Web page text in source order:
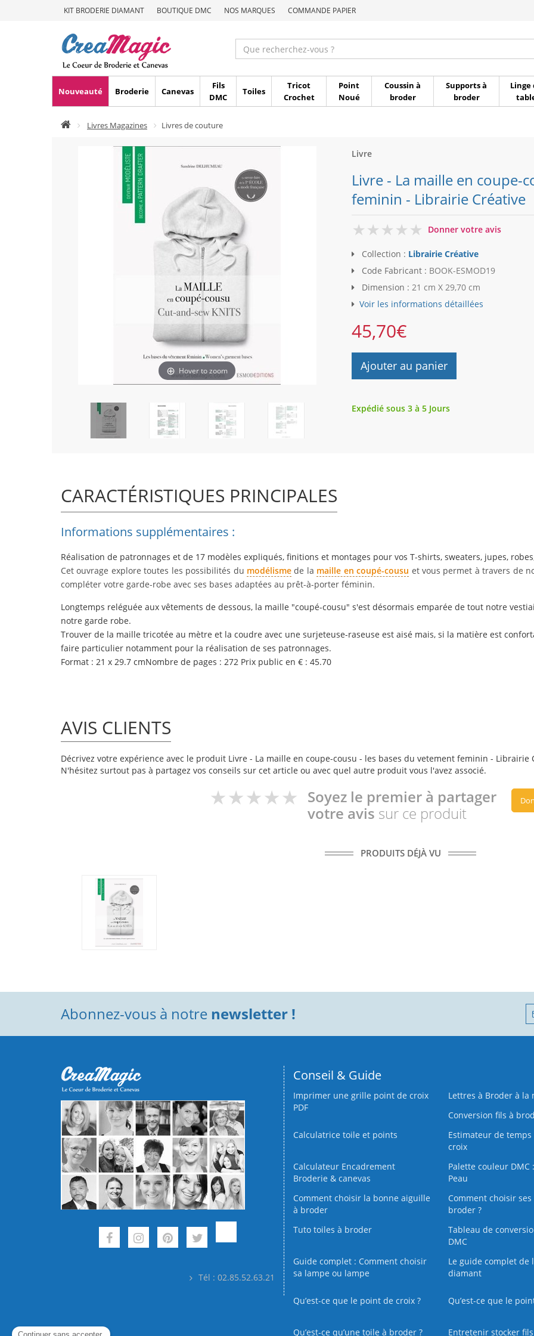
KIT BRODERIE DIAMANT BOUTIQUE DMC NOS MARQUES COMMANDE PAPIER
Nouveauté Broderie Canevas
Fils
DMC
Toiles
Tricot
Crochet
Point
Noué
Coussin à
broder
Supports à
broder
Linge
Livres Magazines Livres de couture
Hover to zoom
Livre
Livre - La maille en coupe-
feminin - Librairie Créative
0
Donner votre avis
Collection : Librairie Créative
Code Fabricant : BOOK-ESMOD19
Dimension : 21 cm X 29,70 cm
Voir les informations détaillées
45,70€
Ajouter au panier
Expédié sous 3 à 5 Jours
CARACTÉRISTIQUES PRINCIPALES
Informations supplémentaires :
Réalisation de patronnages et de 17 modèles expliqués, finitions et montages pour vos T-shirts, sweaters, jupes,
Cet ouvrage explore toutes les possibilités du modélismede la maille en coupé-cousu et vous permet à travers de
compléter votre garde-robe avec ses bases adaptées au prêt-à-porter féminin.
Longtemps reléguée aux vêtements de dessous, la maille "coupé-cousu" s'est désormais emparée de tout notre
notre garde robe.
Trouver de la maille tricotée au mètre et la coudre avec une surjeteuse-raseuse est aisé mais, si la matière est
faire particulier notamment pour la réalisation de ses patronnages.
Format : 21 x 29.7 cmNombre de pages : 272 Prix public en € : 45.70
AVIS CLIENTS
Décrivez votre expérience avec le produit Livre - La maille en coupe-cousu - les bases du vetement feminin -
N'hésitez surtout pas à partagez vos conseils sur cet article ou avec quel autre produit vous l'avez associé.
Soyez le premier à partager
votre avis sur ce produit
PRODUITS DÉJÀ VU
Abonnez-vous à notre newsletter !
Tél : 02.85.52.63.21
Conseil & Guide
Imprimer une grille point de croix
PDF
Lettres à Broder à la
Conversion fils à
Calculatrice toile et points
Estimateur de temps
croix
Calculateur Encadrement
Broderie & canevas
Palette couleur DMC
Peau
Comment choisir la bonne aiguille
à broder
Comment choisir ses
broder ?
Tuto toiles à broder
Tableau de
DMC
Guide complet : Comment choisir
sa lampe ou lampe
Le guide complet de
diamant
Qu’est-ce que le point de croix ? Qu’est-ce que le
Qu’est‑ce qu’une toile à broder ? Entretenir stocker